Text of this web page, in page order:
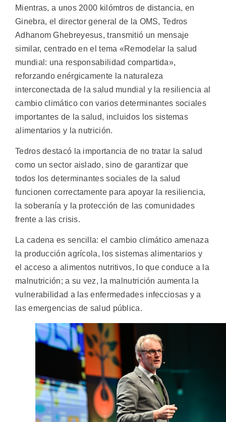
Mientras, a unos 2000 kilómtros de distancia, en
Ginebra, el director general de la OMS, Tedros
Adhanom Ghebreyesus, transmitió un mensaje
similar, centrado en el tema «Remodelar la salud
mundial: una responsabilidad compartida»,
reforzando enérgicamente la naturaleza
interconectada de la salud mundial y la resiliencia al
cambio climático con varios determinantes sociales
importantes de la salud, incluidos los sistemas
alimentarios y la nutrición.
Tedros destacó la importancia de no tratar la salud
como un sector aislado, sino de garantizar que
todos los determinantes sociales de la salud
funcionen correctamente para apoyar la resiliencia,
la soberanía y la protección de las comunidades
frente a las crisis.
La cadena es sencilla: el cambio climático amenaza
la producción agrícola, los sistemas alimentarios y
el acceso a alimentos nutritivos, lo que conduce a la
malnutrición; a su vez, la malnutrición aumenta la
vulnerabilidad a las enfermedades infecciosas y a
las emergencias de salud pública.